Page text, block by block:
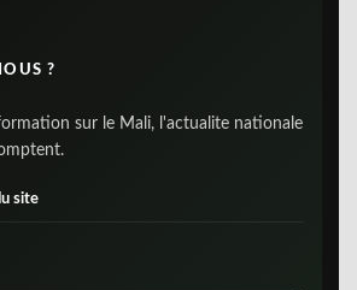
?
sur le Mali, l'actualite nationale
site